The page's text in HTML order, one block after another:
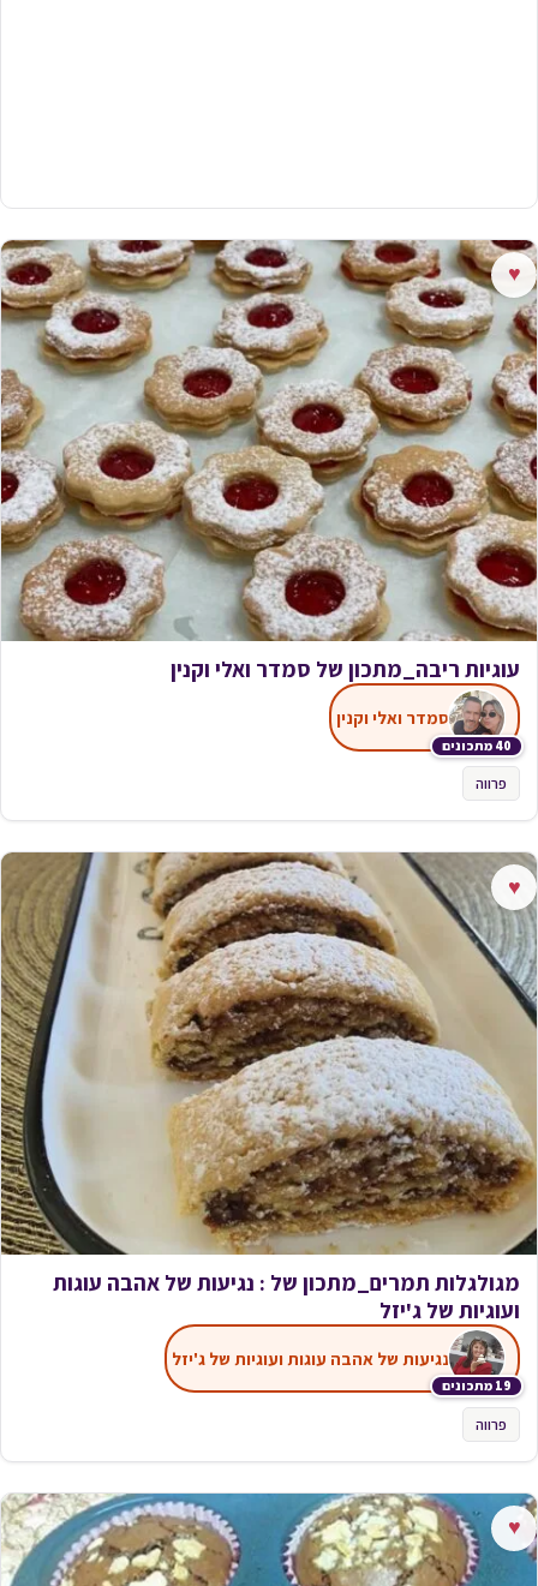
♥
עוגיות ריבה_מתכון של סמדר ואלי וקנין
40 מתכונים
סמדר ואלי וקנין
פרווה
♥
מגולגלות תמרים_מתכון של : נגיעות של אהבה עוגות
ועוגיות של ג'יזל
19 מתכונים
נגיעות של אהבה עוגות ועוגיות של ג'יזל
פרווה
♥